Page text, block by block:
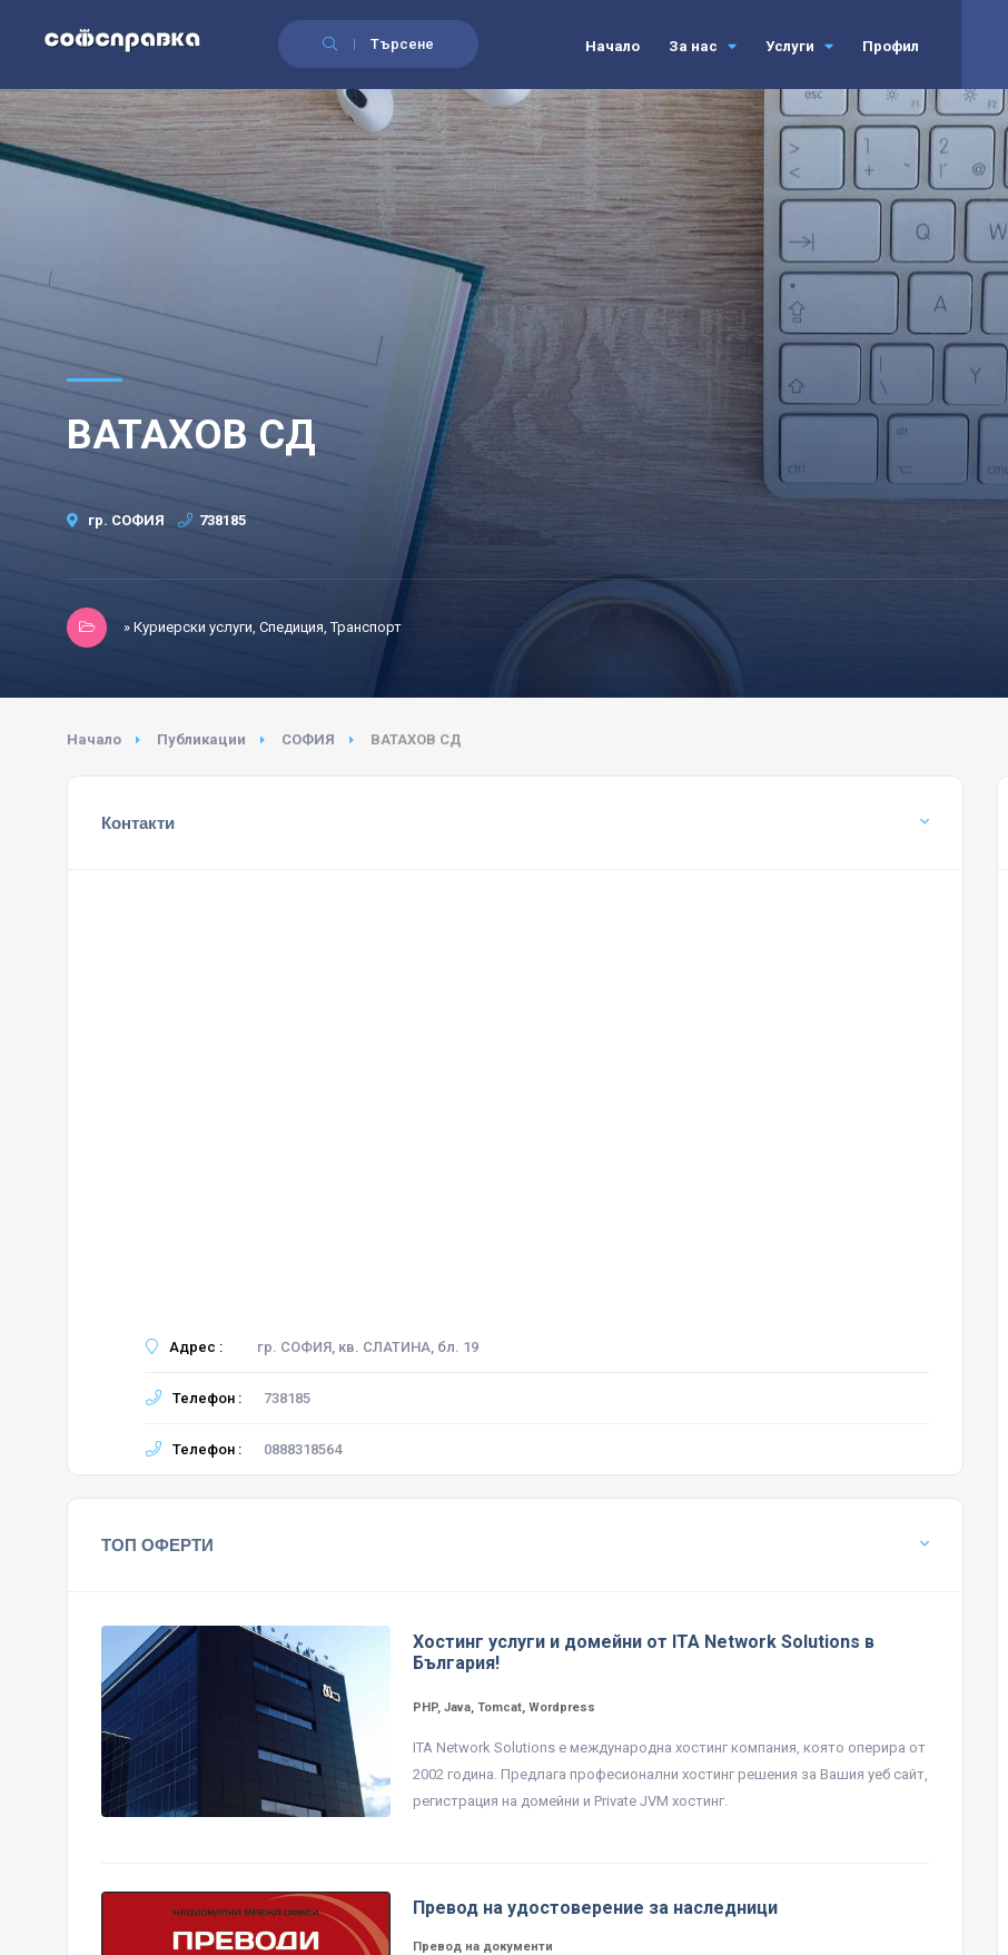
Търсене Начало За нас Услуги Профил
ВАТАХОВ СД
гр. СОФИЯ 738185
» Куриерски услуги, Спедиция, Транспорт
Начало Публикации СОФИЯ ВАТАХОВ СД
Контакти
Адрес : гр. СОФИЯ, кв. СЛАТИНА, бл. 19
Телефон : 738185
Телефон : 0888318564
ТОП ОФЕРТИ
Хостинг услуги и домейни от ITA Network Solutions в
България!
PHP, Java, Tomcat, Wordpress
ITA Network Solutions е международна хостинг компания, която оперира от
2002 година. Предлага професионални хостинг решения за Вашия уеб сайт,
регистрация на домейни и Private JVM хостинг.
Превод на удостоверение за наследници
Превод на документи